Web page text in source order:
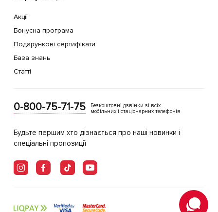
Акції
Бонусна програма
Подарункові сертифікати
База знань
Статті
0-800-75-71-75
Безкоштовні дзвінки зі всіх
мобільних і стаціонарних телефонів
Будьте першим хто дізнається про наші новинки і
спеціальні пропозиції